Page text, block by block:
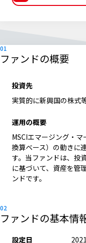
国内株式議決権
サステナビリティレ
ファンドの概要
投資先
実質的に新興国の株式
運用の概要
MSCIエマージング・
換算ベース）の動きに
す。当ファンドは、投
に基づいて、資産を管
ンドです。
ファンドの基本情
設定日